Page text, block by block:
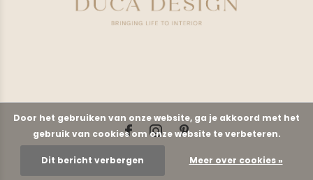
Door het gebruiken van onze website, ga je akkoord met het
gebruik van cookies om onze website te verbeteren.
Dit bericht verbergen Meer over cookies »